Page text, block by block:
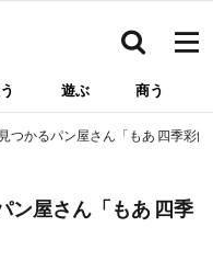
遊ぶ 商う
つかるパン屋さん「もあ 四季彩館
ン屋さん「もあ 四季